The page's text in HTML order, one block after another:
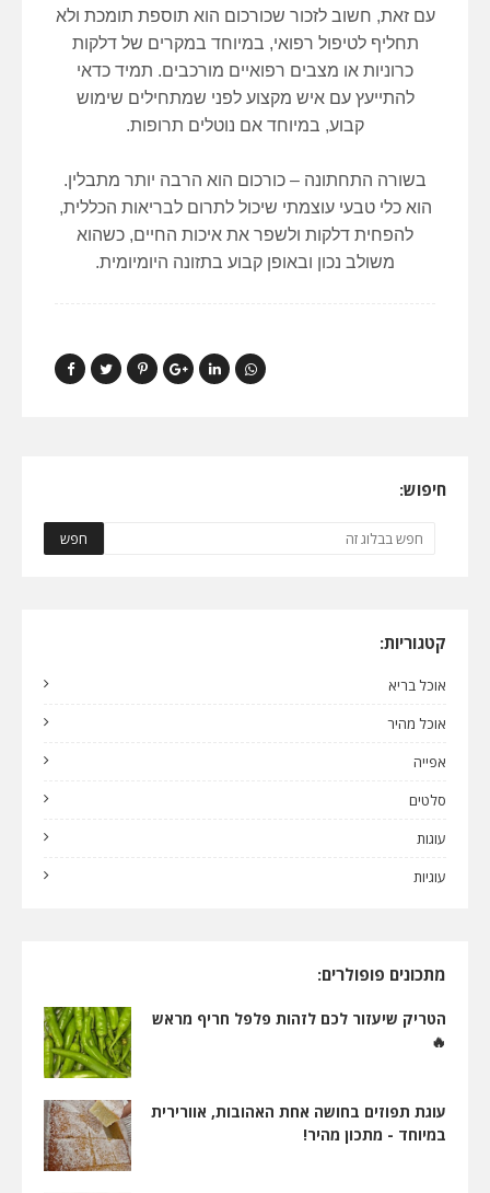
עם זאת, חשוב לזכור שכורכום הוא תוספת תומכת ולא
תחליף לטיפול רפואי, במיוחד במקרים של דלקות
כרוניות או מצבים רפואיים מורכבים. תמיד כדאי
להתייעץ עם איש מקצוע לפני שמתחילים שימוש
קבוע, במיוחד אם נוטלים תרופות.
בשורה התחתונה – כורכום הוא הרבה יותר מתבלין.
הוא כלי טבעי עוצמתי שיכול לתרום לבריאות הכללית,
להפחית דלקות ולשפר את איכות החיים, כשהוא
משולב נכון ובאופן קבוע בתזונה היומיומית.
חיפוש:
קטגוריות:
אוכל בריא
אוכל מהיר
אפייה
סלטים
עוגות
עוגיות
מתכונים פופולרים:
הטריק שיעזור לכם לזהות פלפל חריף מראש
🔥
עוגת תפוזים בחושה אחת האהובות, אוורירית
במיוחד - מתכון מהיר!